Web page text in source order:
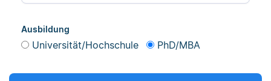
Ausbildung
Universität/Hochschule PhD/MBA